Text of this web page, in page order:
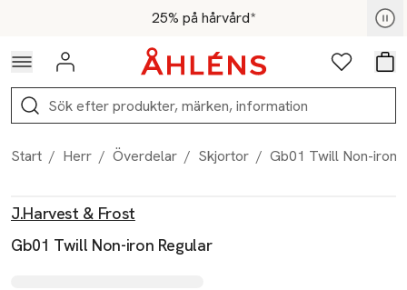
Hoppa till navigationsmenyn25% på hårvård*
För medlemmar - Shoppa nu
Logga in Favoriter
Sök
Start / Herr / Överdelar / Skjortor / Gb01 Twill Non-iron
J.Harvest & Frost
Gb01 Twill Non-iron Regular